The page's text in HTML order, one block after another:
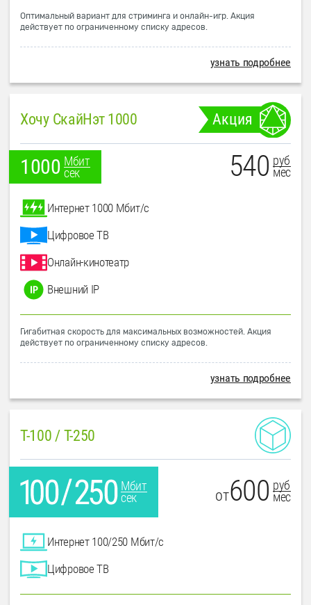
Оптимальный вариант для стриминга и онлайн-игр. Акция
действует по ограниченному списку адресов.
узнать подробнее
Хочу СкайНэт 1000 Акция
1000 Мбит
сек
540 руб
мес
Интернет 1000 Мбит/с
Цифровое ТВ
Онлайн-кинотеатр
Внешний IP
Гигабитная скорость для максимальных возможностей. Акция
действует по ограниченному списку адресов.
узнать подробнее
T-100 / T-250
Мбит
сек
от600 руб
мес
Интернет 100/250 Мбит/с
Цифровое ТВ